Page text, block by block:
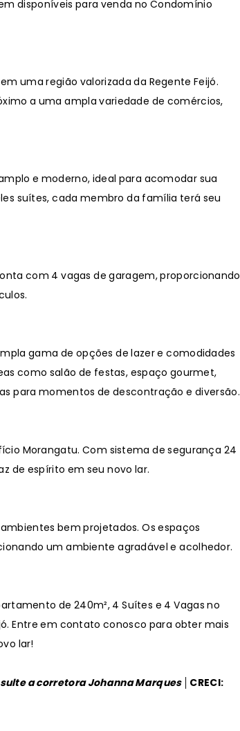
disponíveis para venda no Condomínio
uma região valorizada da Regente Feijó.
a uma ampla variedade de comércios,
e moderno, ideal para acomodar sua
suítes, cada membro da família terá seu
com 4 vagas de garagem, proporcionando
gama de opções de lazer e comodidades
como salão de festas, espaço gourmet,
para momentos de descontração e diversão.
Morangatu. Com sistema de segurança 24
de espírito em seu novo lar.
bem projetados. Os espaços
um ambiente agradável e acolhedor.
de 240m², 4 Suítes e 4 Vagas no
Entre em contato conosco para obter mais
lar!
a corretora Johanna Marques │ CRECI: